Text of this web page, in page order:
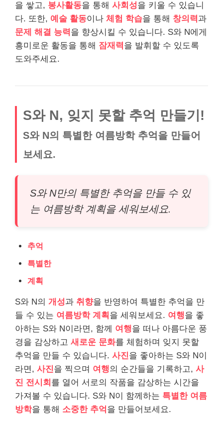
을 쌓고, 봉사활동을 통해 사회성을 키울 수 있습니
다. 또한, 예술 활동이나 체험 학습을 통해 창의력 과
문제 해결 능력 을 향상시킬 수 있습니다. S와 N에게
흥미로운 활동을 통해 잠재력 을 발휘할 수 있도록
도와주세요.
S와 N, 잊지 못할 추억 만들기!
S와 N의 특별한 여름방학 추억을 만들어
보세요.
S와 N만의 특별한 추억을 만들 수 있
는 여름방학 계획을 세워보세요.
추억
특별한
계획
S와 N의 개성과 취향을 반영하여 특별한 추억을 만
들 수 있는 여름방학 계획 을 세워보세요. 여행을 좋
아하는 S와 N이라면, 함께 여행을 떠나 아름다운 풍
경을 감상하고 새로운 문화를 체험하며 잊지 못할
추억을 만들 수 있습니다. 사진을 좋아하는 S와 N이
라면, 사진을 찍으며 여행의 순간들을 기록하고, 사
진 전시회 를 열어 서로의 작품을 감상하는 시간을
가져볼 수 있습니다. S와 N이 함께하는 특별한 여름
방학을 통해 소중한 추억 을 만들어보세요.